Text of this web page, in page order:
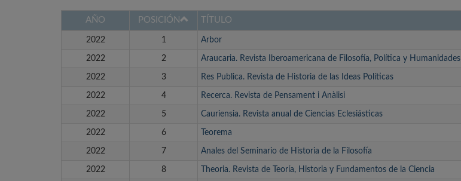
AÑO POSICIÓN TÍTULO
2022 1 Arbor
2022 2 Araucaria. Revista Iberoamericana de Filosofía, Política y Humanidades
2022 3 Res Publica. Revista de Historia de las Ideas Políticas
2022 4 Recerca. Revista de Pensament i Anàlisi
2022 5 Cauriensia. Revista anual de Ciencias Eclesiásticas
2022 6 Teorema
2022 7 Anales del Seminario de Historia de la Filosofía
2022 8 Theoria. Revista de Teoría, Historia y Fundamentos de la Ciencia